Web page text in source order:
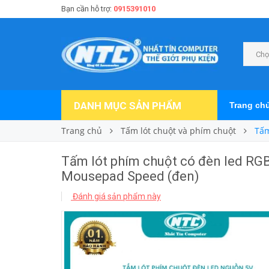
Bạn cần hỗ trợ: 0915391010
DANH MỤC SẢN PHẨM Trang
Trang chủ Tấm lót chuột và phím chuột
Tấm lót phím chuột có đèn led
Mousepad Speed (đen)
Đánh giá sản phẩm này